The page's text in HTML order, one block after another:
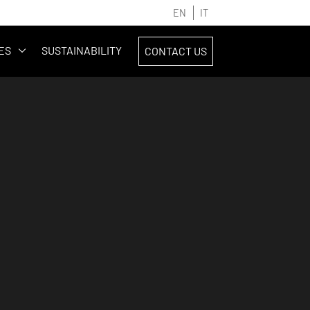
EN IT
SUSTAINABILITY CONTACT US